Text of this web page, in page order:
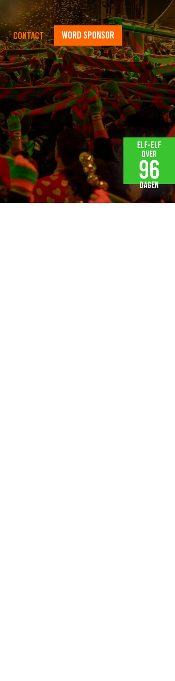
Contact word sponsor
Elf-elf
over
96
dagen